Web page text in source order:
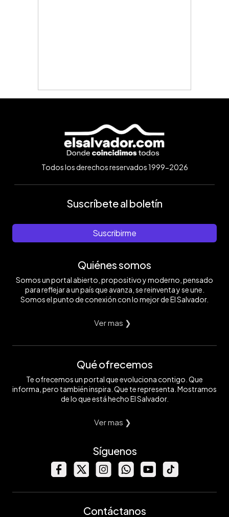
Todos los derechos reservados 1999-2026
Suscríbete al boletín
Suscribirme
Quiénes somos
Somos un portal abierto, propositivo y moderno, pensado
para reflejar a un país que avanza, se reinventa y se une.
Somos el punto de conexión con lo mejor de El Salvador.
Ver mas ❯
Qué ofrecemos
Te ofrecemos un portal que evoluciona contigo. Que
informa, pero también inspira. Que te representa. Mostramos
de lo que está hecho El Salvador.
Ver mas ❯
Síguenos
Contáctanos